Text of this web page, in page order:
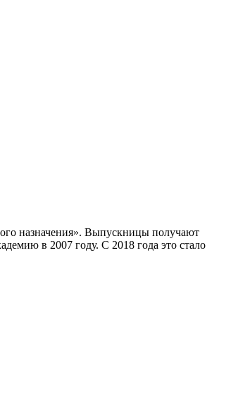
назначения». Выпускницы получают
в 2007 году. С 2018 года это стало